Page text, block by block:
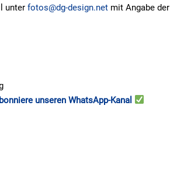
unterfotos@dg-design.net mit Angabe der
unseren WhatsApp-Kanal